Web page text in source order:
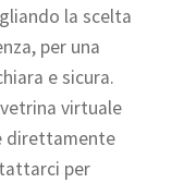
la scelta
per una
e sicura.
virtuale
direttamente
per